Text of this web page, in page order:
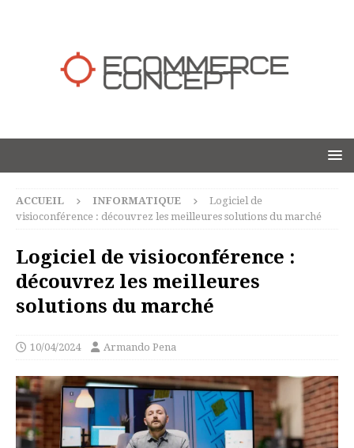
ACCUEIL INFORMATIQUE
Logiciel de
visioconférence : découvrez les meilleures solutions du marché
Logiciel de visioconférence :
découvrez les meilleures
solutions du marché
10/04/2024 Armando Pena